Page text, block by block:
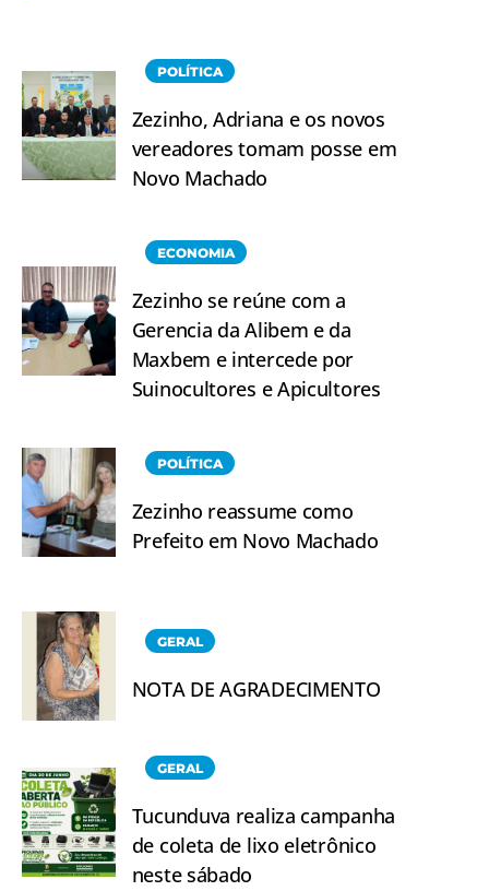
POLÍTICA
Zezinho, Adriana e os novos
vereadores tomam posse em
Novo Machado
ECONOMIA
Zezinho se reúne com a
Gerencia da Alibem e da
Maxbem e intercede por
Suinocultores e Apicultores
POLÍTICA
Zezinho reassume como
Prefeito em Novo Machado
GERAL
NOTA DE AGRADECIMENTO
GERAL
Tucunduva realiza campanha
de coleta de lixo eletrônico
neste sábado